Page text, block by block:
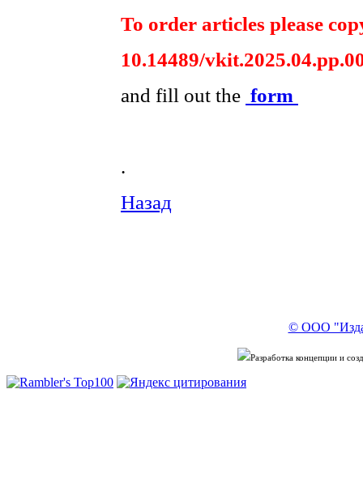
To order articles please
10.14489/
and fill out the form
.
Назад
© ООО
Разработка концепции и